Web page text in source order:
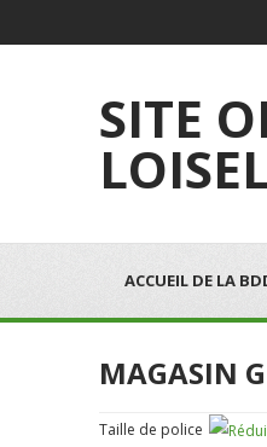
SITE
ACCUEIL DE LA
MAGASIN
Taille de police